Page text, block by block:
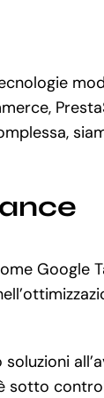
Google